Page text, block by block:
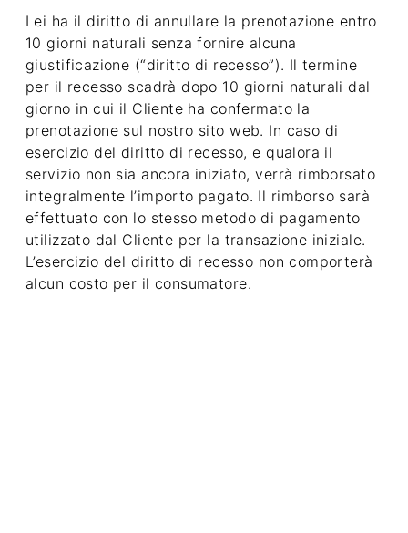
Lei ha il diritto di annullare la prenotazione entro
10 giorni naturali senza fornire alcuna
giustificazione (“diritto di recesso”). Il termine
per il recesso scadrà dopo 10 giorni naturali dal
giorno in cui il Cliente ha confermato la
prenotazione sul nostro sito web. In caso di
esercizio del diritto di recesso, e qualora il
servizio non sia ancora iniziato, verrà rimborsato
integralmente l’importo pagato. Il rimborso sarà
effettuato con lo stesso metodo di pagamento
utilizzato dal Cliente per la transazione iniziale.
L’esercizio del diritto di recesso non comporterà
alcun costo per il consumatore.